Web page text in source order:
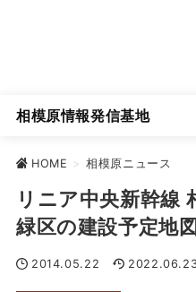
相模原情報発信基地
HOME > 相模原ニュース
リニア中央新幹線
緑区の建設予定地
2014.05.22